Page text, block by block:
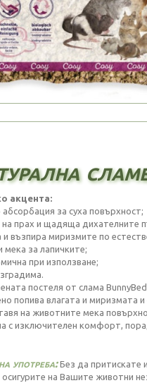
акцента:
за суха повърхност;
на прах и щадяща дихателните
възпира миризмите по
мека за лапичките;
при използване;
постеля от слама
попива влагата и миризмата
на животните мека
с изключителен комфорт,
употреба:Без да притискате
на Вашите животни